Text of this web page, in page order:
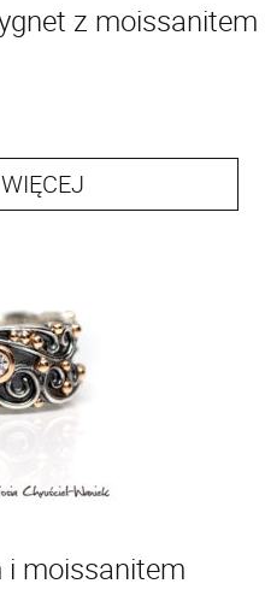
z moissanitem
i moissanitem